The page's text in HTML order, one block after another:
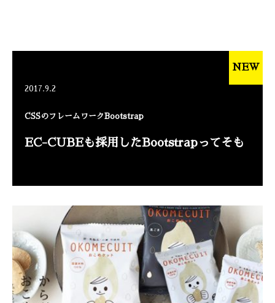
2017.9.2
CSSのフレームワークBootstrap
EC-CUBEも採用したBootstrapってそも
NEW